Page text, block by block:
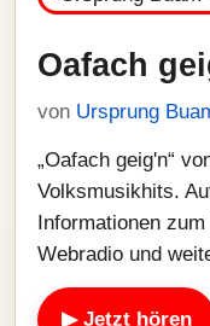
Oafach
von Ursprung
„Oafach geig'n“
Volksmusikhits.
Informationen
Webradio und
▶ Jetzt hören